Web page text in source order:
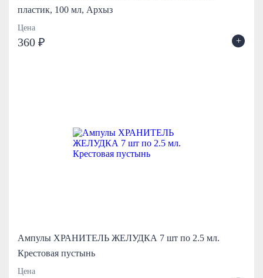
пластик, 100 мл, Архыз
Цена
360 ₽ +
Ампулы ХРАНИТЕЛЬ ЖЕЛУДКА 7 шт по 2.5 мл.
Крестовая пустынь
Цена